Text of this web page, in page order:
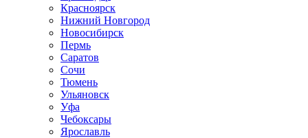
Красноярск
Нижний Новгород
Новосибирск
Пермь
Саратов
Сочи
Тюмень
Ульяновск
Уфа
Чебоксары
Ярославль